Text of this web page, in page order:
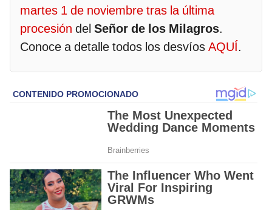
martes 1 de noviembre tras la última
procesión del Señor de los Milagros.
Conoce a detalle todos los desvíos AQUÍ.